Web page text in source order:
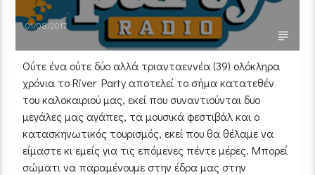
01/08/2017
Ούτε ένα ούτε δύο αλλά τριανταεννέα (39) ολόκληρα
χρόνια το River Party αποτελεί το σήμα κατατεθέν
του καλοκαιριού μας, εκεί που συναντιούνται δυο
μεγάλες μας αγάπες, τα μουσικά φεστιβάλ και ο
κατασκηνωτικός τουρισμός, εκεί που θα θέλαμε να
είμαστε κι εμείς για τις επόμενες πέντε μέρες. Μπορεί
σώματι να παραμένουμε στην έδρα μας στην